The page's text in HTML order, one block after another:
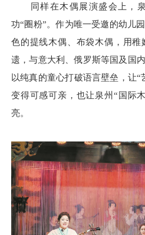
同样在木偶展演盛会上，泉
功“圈粉”。作为唯一受邀的幼儿
色的提线木偶、布袋木偶，用
遗，与意大利、俄罗斯等国及国
以纯真的童心打破语言壁垒，让
变得可感可亲，也让泉州“国际
亮。